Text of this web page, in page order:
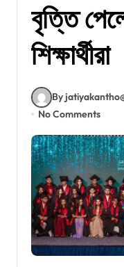
বৃত্তি
শিক্ষার্থীরা
By
No Comments